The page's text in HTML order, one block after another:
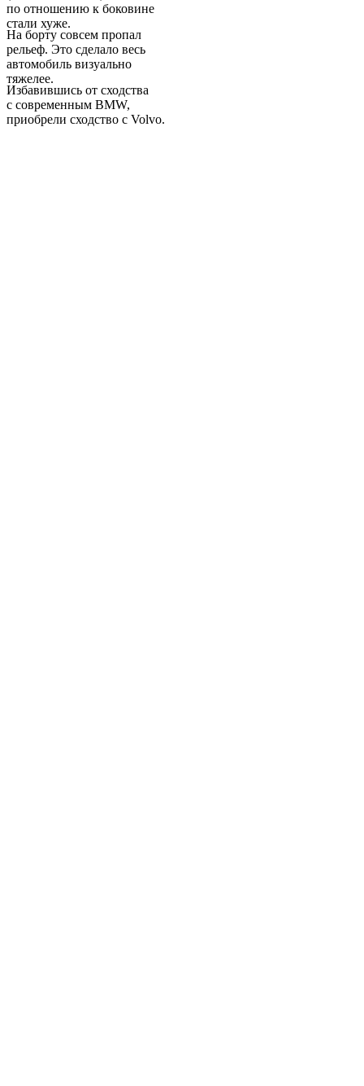
по отношению к боковине
стали хуже.
На борту совсем пропал
рельеф. Это сделало весь
автомобиль визуально
тяжелее.
Избавившись от сходства
с современным BMW,
приобрели сходство с Volvo.